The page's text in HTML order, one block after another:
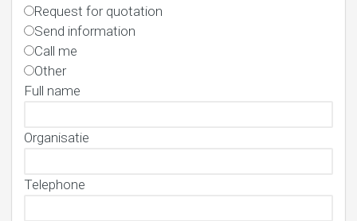
Request for quotation
Send information
Call me
Other
Full name
Organisatie
Telephone